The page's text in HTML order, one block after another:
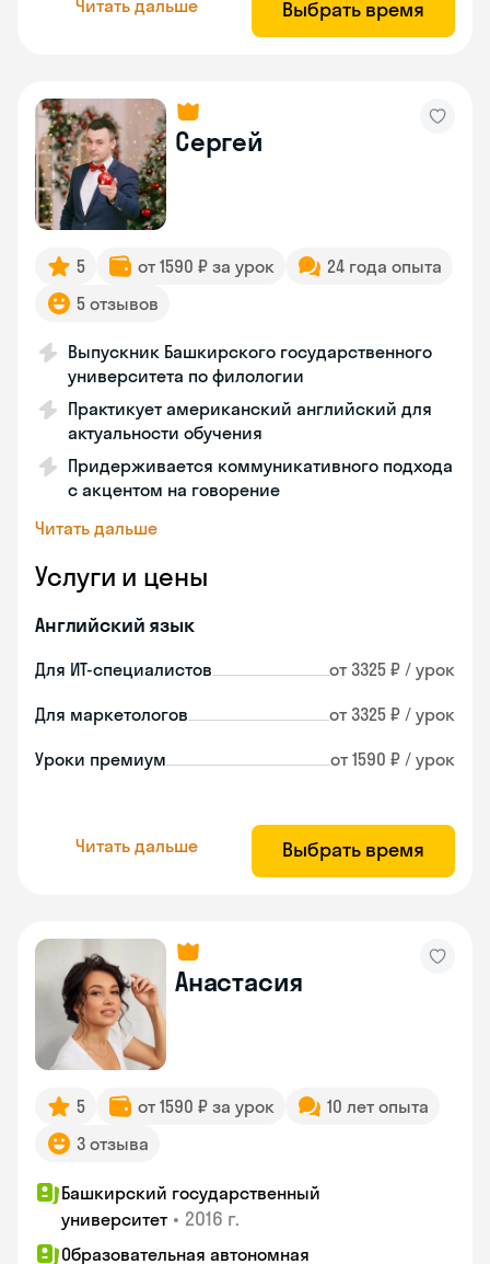
Читать дальше Выбрать время
Сергей
5 от 1590 ₽ за урок
24 года опыта
5 отзывов
Выпускник Башкирского государственного
университета по филологии
Практикует американский английский для
актуальности обучения
Придерживается коммуникативного подхода
с акцентом на говорение
Читать дальше
Услуги и цены
Английский язык
Для ИТ-специалистов от 3325 ₽ / урок
Для маркетологов от 3325 ₽ / урок
Уроки премиум от 1590 ₽ / урок
Читать дальше Выбрать время
Анастасия
5 от 1590 ₽ за урок
10 лет опыта
3 отзыва
Башкирский государственный
университет • 2016 г.
Образовательная автономная